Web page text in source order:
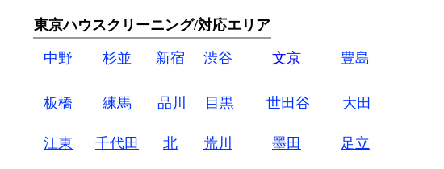
東京ハウスクリーニング/対応エリア
中野 杉並 新宿 渋谷 文京
豊島
板橋
練馬 品川 目黒 世田谷 大田
江東 千代田 北 荒川 墨田 足立